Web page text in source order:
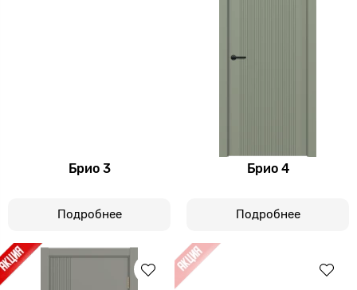
Брио 3
Подробнее
Брио 4
Подробнее